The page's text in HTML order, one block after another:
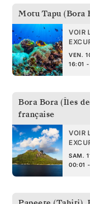
Motu Tapu (Bora
VOIR
VEN.
16:01
Bora Bora (Îles
française
VOIR
SAM.
00:01